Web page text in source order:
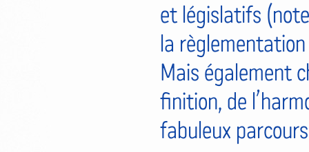
et législatifs
la
Mais également
finition, de
fabuleux